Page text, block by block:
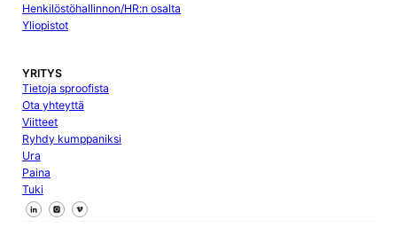
Henkilöstöhallinnon/HR:n osalta
Yliopistot
YRITYS
Tietoja sproofista
Ota yhteyttä
Viitteet
Ryhdy kumppaniksi
Ura
Paina
Tuki
Seuraa meitä Facebookissa
Seuraa meitä X
Seuraa meitä LinkedInissä